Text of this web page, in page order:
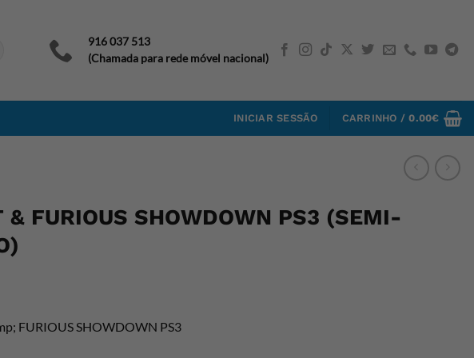
916 037 513
(Chamada para rede móvel nacional)
INICIAR SESSÃO CARRINHO /0.00€
& FURIOUS SHOWDOWN PS3 (SEMI-
FURIOUS SHOWDOWN PS3